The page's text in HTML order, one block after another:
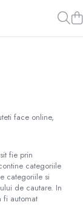
face online,
fie prin
categoriile
categoriile si
de cautare. In
fi automat